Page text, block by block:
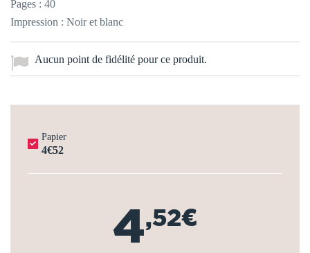
Pages : 40
Impression : Noir et blanc
Aucun point de fidélité pour ce produit.
Papier
4€52
4,52€